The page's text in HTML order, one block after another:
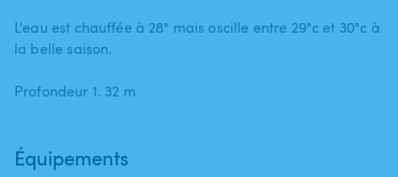
L'eau est chauffée à 28° mais oscille entre 29°c et 30°c à
la belle saison.
Profondeur 1. 32 m
Équipements